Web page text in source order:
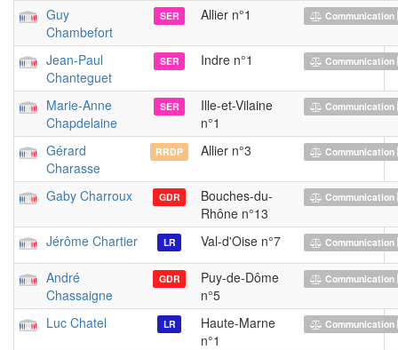
Guy
Chambefort
SER Allier n°1
Jean-Paul
Chanteguet
SER Indre n°1
Marie-Anne
Chapdelaine
SER
Ille-et-Vilaine
n°1
Gérard
Charasse
RRDP Allier n°3
Gaby Charroux GDR
Bouches-du-
Rhône n°13
Jérôme Chartier LR Val-d'Oise n°7
André
Chassaigne
GDR
Puy-de-Dôme
n°5
Luc Chatel LR
Haute-Marne
n°1